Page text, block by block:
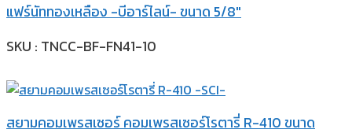
แฟร์นัททองเหลือง -บีอาร์ไลน์- ขนาด 5/8″
SKU : TNCC-BF-FN41-10
สยามคอมเพรสเซอร์ คอมเพรสเซอร์โรตารี่ R-410 ขนาด